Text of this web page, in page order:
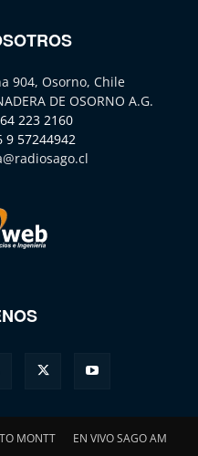
904, Osorno, Chile
DE OSORNO A.G.
223 2160
9 57244942
MONTT EN VIVO SAGO AM